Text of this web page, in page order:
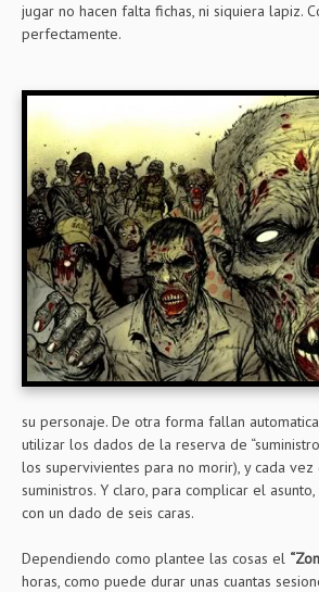
jugar no hacen falta fichas, ni siquiera lapiz.
perfectamente.
su personaje. De otra forma fallan
utilizar los dados de la reserva de
los supervivientes para no morir), y cada
suministros. Y claro, para complicar el
con un dado de seis caras.
Dependiendo como plantee las cosas el
horas, como puede durar unas cuantas